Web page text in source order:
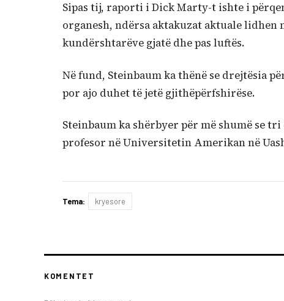
Sipas tij, raporti i Dick Marty-t ishte i
organesh, ndërsa aktakuzat aktuale lidhen
kundërshtarëve gjatë dhe pas luftës.
Në fund, Steinbaum ka thënë se drejtësia
por ajo duhet të jetë gjithëpërfshirëse.
Steinbaum ka shërbyer për më shumë se
profesor në Universitetin Amerikan në
Tema: kryesore
KOMENTET